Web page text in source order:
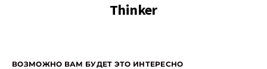
Thinker
ВОЗМОЖНО ВАМ БУДЕТ ЭТО ИНТЕРЕСНО